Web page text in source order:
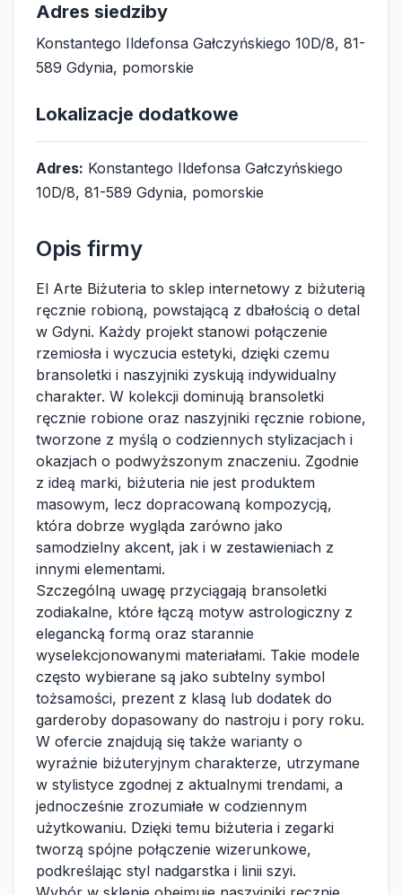
Adres siedziby
Konstantego Ildefonsa Gałczyńskiego 10D/8, 81-
589 Gdynia, pomorskie
Lokalizacje dodatkowe
Adres: Konstantego Ildefonsa Gałczyńskiego
10D/8, 81-589 Gdynia, pomorskie
Opis firmy
El Arte Biżuteria to sklep internetowy z biżuterią
ręcznie robioną, powstającą z dbałością o detal
w Gdyni. Każdy projekt stanowi połączenie
rzemiosła i wyczucia estetyki, dzięki czemu
bransoletki i naszyjniki zyskują indywidualny
charakter. W kolekcji dominują bransoletki
ręcznie robione oraz naszyjniki ręcznie robione,
tworzone z myślą o codziennych stylizacjach i
okazjach o podwyższonym znaczeniu. Zgodnie
z ideą marki, biżuteria nie jest produktem
masowym, lecz dopracowaną kompozycją,
która dobrze wygląda zarówno jako
samodzielny akcent, jak i w zestawieniach z
innymi elementami.
Szczególną uwagę przyciągają bransoletki
zodiakalne, które łączą motyw astrologiczny z
elegancką formą oraz starannie
wyselekcjonowanymi materiałami. Takie modele
często wybierane są jako subtelny symbol
tożsamości, prezent z klasą lub dodatek do
garderoby dopasowany do nastroju i pory roku.
W ofercie znajdują się także warianty o
wyraźnie biżuteryjnym charakterze, utrzymane
w stylistyce zgodnej z aktualnymi trendami, a
jednocześnie zrozumiałe w codziennym
użytkowaniu. Dzięki temu biżuteria i zegarki
tworzą spójne połączenie wizerunkowe,
podkreślając styl nadgarstka i linii szyi.